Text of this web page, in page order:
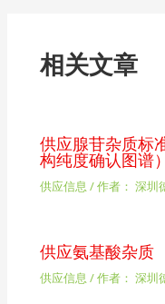
相关文章
供应腺苷杂质标
构纯度确认图谱）
供应信息 / 作者： 深圳
供应氨基酸杂质
供应信息 / 作者： 深圳